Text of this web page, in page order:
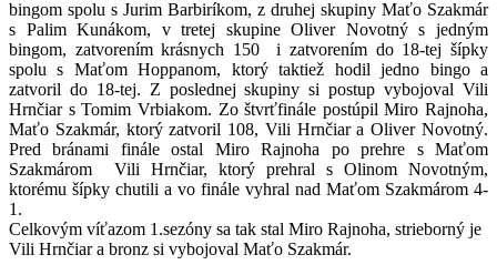
bingom spolu s Jurim Barbiríkom, z druhej skupiny Maťo Szakmár
s Palim Kunákom, v tretej skupine Oliver Novotný s jedným
bingom, zatvorením krásnych 150 i zatvorením do 18-tej šípky
spolu s Maťom Hoppanom, ktorý taktiež hodil jedno bingo a
zatvoril do 18-tej. Z poslednej skupiny si postup vybojoval Vili
Hrnčiar s Tomim Vrbiakom. Zo štvrťfinále postúpil Miro Rajnoha,
Maťo Szakmár, ktorý zatvoril 108, Vili Hrnčiar a Oliver Novotný.
Pred bránami finále ostal Miro Rajnoha po prehre s Maťom
Szakmárom Vili Hrnčiar, ktorý prehral s Olinom Novotným,
ktorému šípky chutili a vo finále vyhral nad Maťom Szakmárom 4-
1.
Celkovým víťazom 1.sezóny sa tak stal Miro Rajnoha, strieborný je
Vili Hrnčiar a bronz si vybojoval Maťo Szakmár.